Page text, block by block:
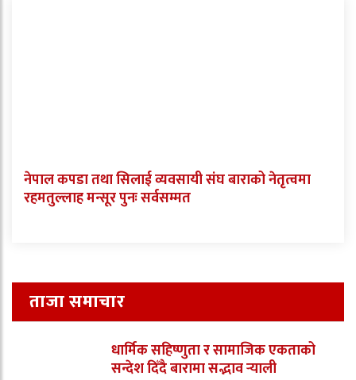
नेपाल कपडा तथा सिलाई व्यवसायी संघ बाराको नेतृत्वमा
रहमतुल्लाह मन्सूर पुनः सर्वसम्मत
ताजा समाचार
धार्मिक सहिष्णुता र सामाजिक एकताको
सन्देश दिँदै बारामा सद्भाव र्‍याली